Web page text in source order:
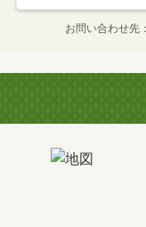
お問い合わせ先